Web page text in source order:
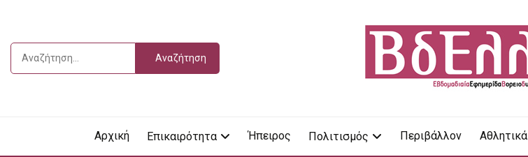
content
Αναζήτηση
Αρχική Επικαιρότητα Ήπειρος Πολιτισμός Περιβάλλον Αθλητικά